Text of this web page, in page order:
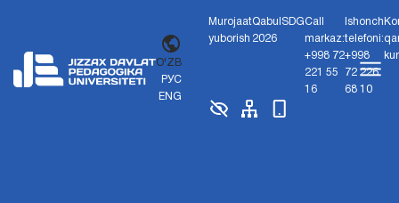
O'ZB
РУС
ENG
Murojaat
yuborish
Qabul
2026
SDGCall
markaz:
+998 72
221 55
16
Ishonch
telefoni:
+998
72 226
68 10